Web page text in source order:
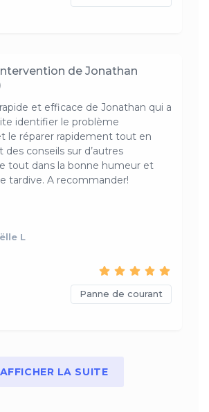
de Jonathan
et efficace de Jonathan qui a
identifier le problème
le réparer rapidement tout en
des conseils sur d’autres
tout dans la bonne humeur et
tardive. A recommander!
L
Panne de courant
AFFICHER LA SUITE